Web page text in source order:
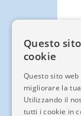
Questo
cookie
Questo sito
migliorare la
Utilizzando il
tutti i cookie in